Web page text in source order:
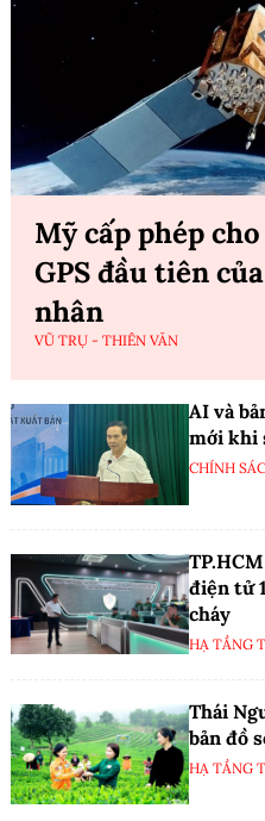
Mỹ cấp phép
GPS đầu tiên
nhân
VŨ TRỤ - THIÊN VĂN
AI và
mới khi
CHÍNH
điện tử
cháy
HẠ TẦNG
Thái
bản đồ
HẠ TẦNG